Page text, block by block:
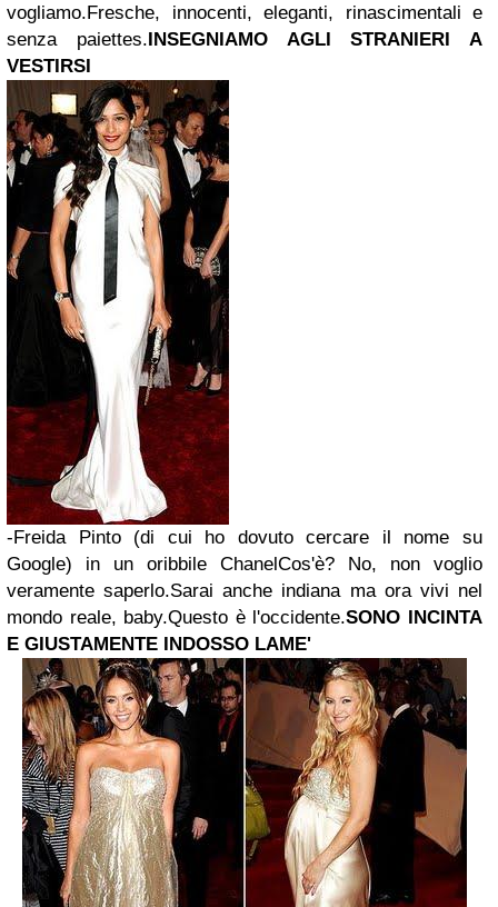
vogliamo.Fresche, innocenti, eleganti, rinascimentali e
senza paiettes.INSEGNIAMO AGLI STRANIERI A
VESTIRSI
-Freida Pinto (di cui ho dovuto cercare il nome su
Google) in un oribbile ChanelCos'è? No, non voglio
veramente saperlo.Sarai anche indiana ma ora vivi nel
mondo reale, baby.Questo è l'occidente.SONO INCINTA
E GIUSTAMENTE INDOSSO LAME'